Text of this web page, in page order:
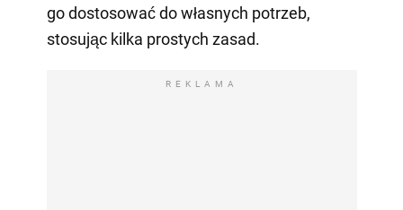
go dostosować do własnych potrzeb,
stosując kilka prostych zasad.
REKLAMA